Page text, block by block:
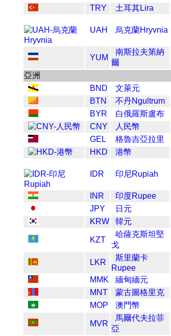
TRY
土耳其Lira
UAH 烏克蘭Hryvnia
YUM
南斯拉夫第納
爾
亞洲
BND
文萊元
BTN
不丹Ngultrum
BYR
白俄羅斯盧布
CNY
人民幣
GEL
格魯吉亞拉里
HKD
港幣
IDR 印尼Rupiah
INR 印度Rupee
JPY
日元
KRW
韓元
KZT
哈薩克斯坦堅
戈
LKR
斯里蘭卡
Rupee
MMK
緬甸緬元
MNT
蒙古圖格里克
MOP
澳門幣
MVR
馬爾代夫拉菲
亞